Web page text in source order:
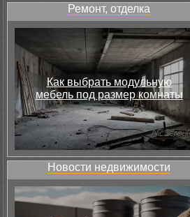
Ремонт, отделка
Как выбрать модульную
мебель под размер комнаты
Новости недвижимости